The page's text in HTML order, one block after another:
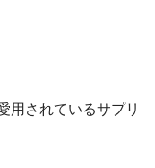
用されているサプリ